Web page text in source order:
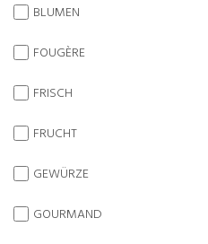
BLUMEN
FOUGÈRE
FRISCH
FRUCHT
GEWÜRZE
GOURMAND